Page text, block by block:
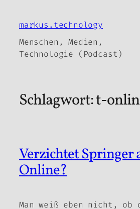
Inhalt
markus.technology
Menschen, Medien,
Technologie (Podcast)
Schlagwort:t-
Verzichtet Springer
Online?
Man weiß eben nicht,